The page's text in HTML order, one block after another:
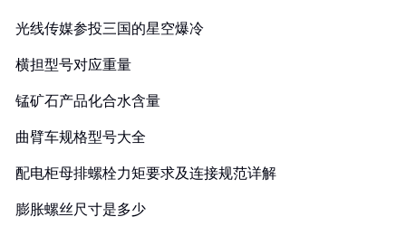
光线传媒参投三国的星空爆冷
横担型号对应重量
锰矿石产品化合水含量
曲臂车规格型号大全
配电柜母排螺栓力矩要求及连接规范详解
膨胀螺丝尺寸是多少